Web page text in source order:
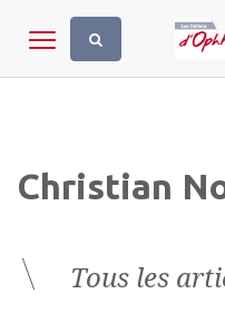
Toggle navigation
Christian
Tous les
Panneau de gestion des